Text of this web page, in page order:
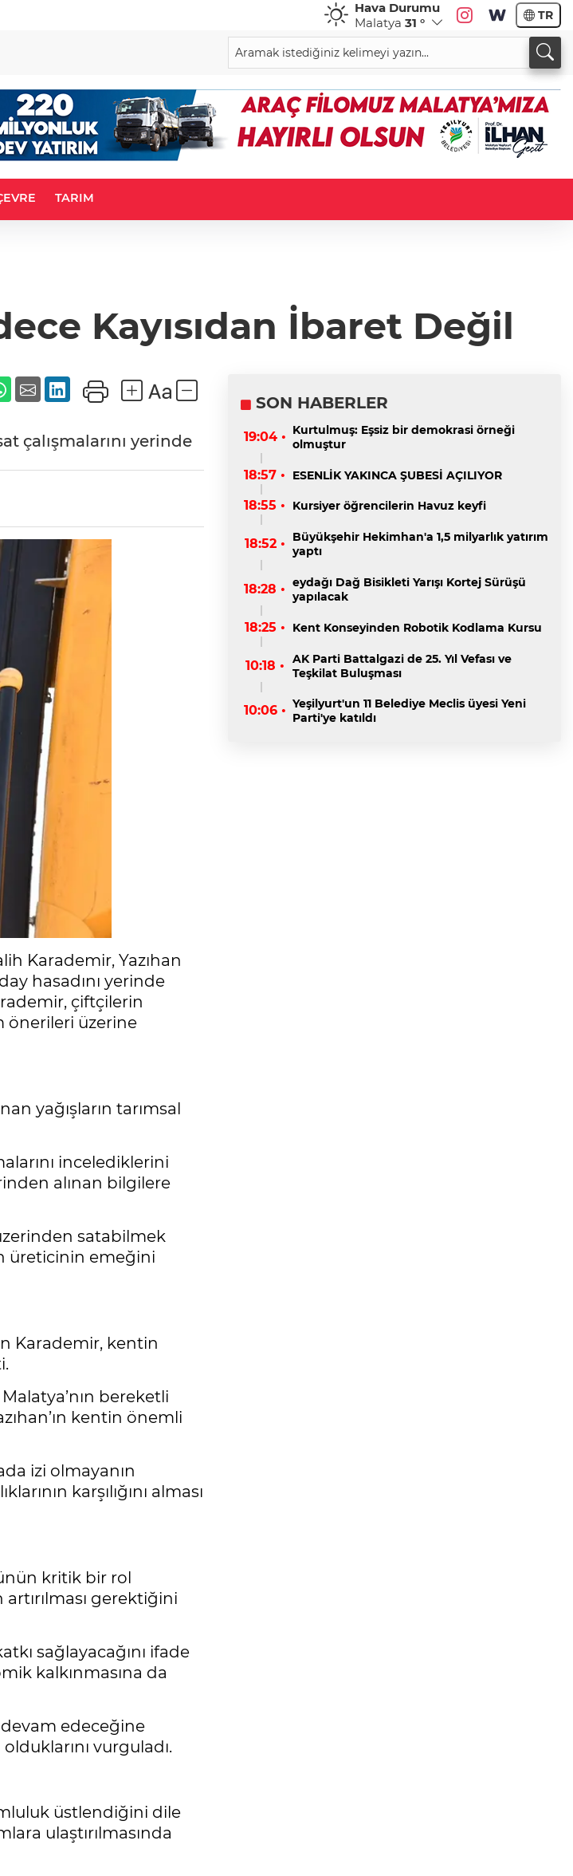
Hava Durumu
Malatya 31 ° TR
TARIM
Kayısıdan İbaret Değil
çalışmalarını yerinde
Karademir, Yazıhan
hasadını yerinde
çiftçilerin
önerileri üzerine
yağışların tarımsal
incelediklerini
alınan bilgilere
satabilmek
üreticinin emeğini
Karademir, kentin
bereketli
kentin önemli
izi olmayanın
karşılığını alması
kritik bir rol
gerektiğini
sağlayacağını ifade
kalkınmasına da
edeceğine
vurguladı.
üstlendiğini dile
ulaştırılmasında
SON HABERLER
19:04 • Kurtulmuş: Eşsiz bir demokrasi örneği
olmuştur
18:57 • ESENLİK YAKINCA ŞUBESİ AÇILIYOR
18:55 • Kursiyer öğrencilerin Havuz keyfi
18:52 •
Büyükşehir Hekimhan'a 1,5 milyarlık yatırım
yaptı
18:28 • eydağı Dağ Bisikleti Yarışı Kortej Sürüşü
yapılacak
18:25 • Kent Konseyinden Robotik Kodlama Kursu
10:18 •
AK Parti Battalgazi de 25. Yıl Vefası ve
Teşkilat Buluşması
10:06 • Yeşilyurt'un 11 Belediye Meclis üyesi Yeni
Parti'ye katıldı